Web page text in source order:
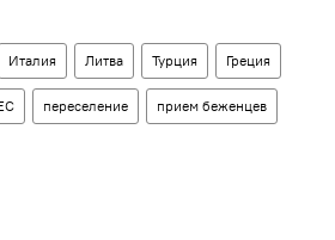
Италия Литва Турция Греция
переселение прием беженцев